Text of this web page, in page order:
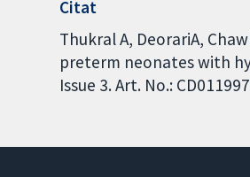
Citat
Thukral A, DeorariA,
preterm neonates with
Issue 3. Art. No.: